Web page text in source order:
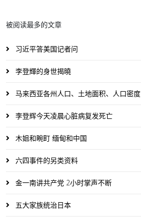
被阅读最多的文章
习近平答美国记者问
李登輝的身世揭曉
马来西亚各州人口、土地面积、人口密度
李登辉今天凌晨心脏病复发死亡
木姐和畹町 缅甸和中国
六四事件的另类资料
金一南讲共产党 2小时掌声不断
五大家族统治日本